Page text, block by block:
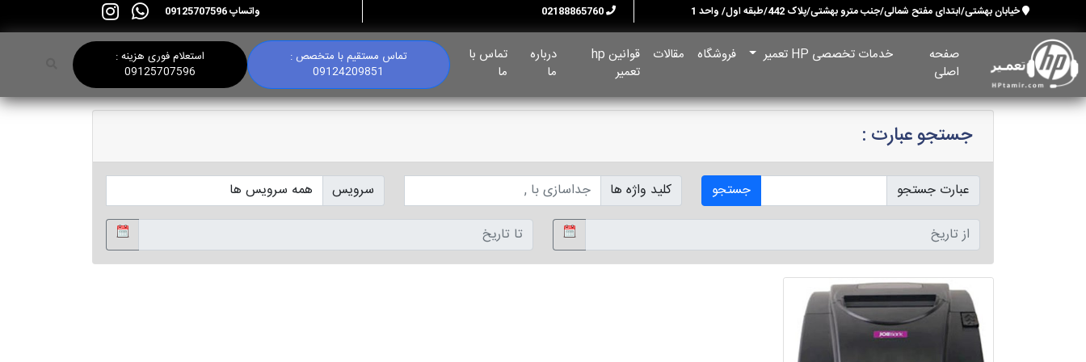
خیابان بهشتی/ابتدای مفتح شمالی/جنب مترو بهشتی/پلاک 442/طبقه اول/ واحد 1 واتساپ 09125707596
صفحه
اصلی
خدمات تخصصی HP تعمیر فروشگاه مقالات
قوانین hp
تعمیر
درباره
ما
تماس با
ما
تماس مستقیم با متخصص :
09124209851
استعلام فوری هزینه :
09125707596
جستجو عبارت :
عبارت جستجو جستجو کلید واژه ها سرویس